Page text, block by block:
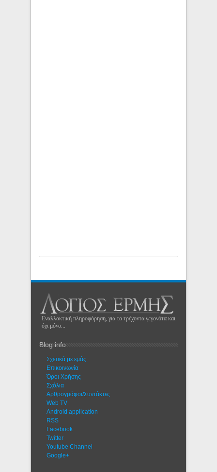
Εναλλακτική πληροφόρηση, για τα τρέχοντα γεγονότα και
όχι μόνο...
Blog info
Σχετικά με εμάς
Eπικοινωνία
Όροι Χρήσης
Σχόλια
Αρθρογράφοι/Συντάκτες
Web TV
Android application
RSS
Facebook
Twitter
Youtube Channel
Google+